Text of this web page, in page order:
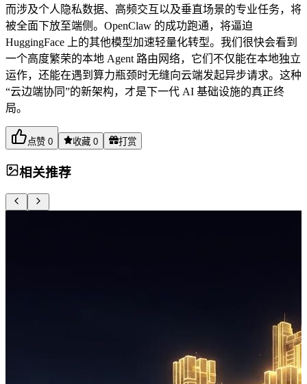
而涉及个人隐私数据、高频交互以及垂直场景的专业任务，将
被全面下放至端侧。OpenClaw 的成功跑通，将逼迫
HuggingFace 上的其他模型加速轻量化转型。我们很快会看到
一个高度繁荣的本地 Agent 路由网络，它们不仅能在本地独立
运作，还能在遇到算力瓶颈时无缝向云端发起异步请求。这种
“云边端协同”的新架构，才是下一代 AI 基础设施的真正终
局。
点赞 0 收藏 0 打赏
相关推荐